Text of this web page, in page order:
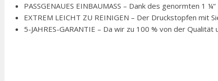
PASSGENAUES EINBAUMASS – Dank des genormten 1
EXTREM LEICHT ZU REINIGEN – Der Druckstopfen mit
5-JAHRES-GARANTIE – Da wir zu 100 % von der